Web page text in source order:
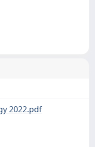
2022.pdf